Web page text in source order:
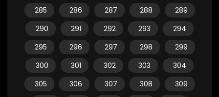
285
286 287 288
289
290
291 292 293
294
295
296 297 298
299
300
301 302 303
304
305
306 307 308
309